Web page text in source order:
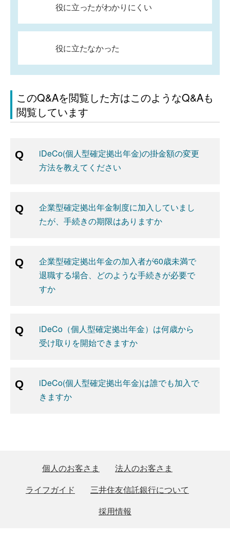
役に立ったがわかりにくい
役に立たなかった
このQ&Aを閲覧した方はこのようなQ&Aも
閲覧しています
iDeCo(個人型確定拠出年金)の掛金額の変更
方法を教えてください
企業型確定拠出年金制度に加入していまし
たが、手続きの期限はありますか
企業型確定拠出年金の加入者が60歳未満で
退職する場合、どのような手続きが必要で
すか
iDeCo（個人型確定拠出年金）は何歳から
受け取りを開始できますか
iDeCo(個人型確定拠出年金)は誰でも加入で
きますか
個人のお客さま
法人のお客さま
ライフガイド
三井住友信託銀行について
採用情報